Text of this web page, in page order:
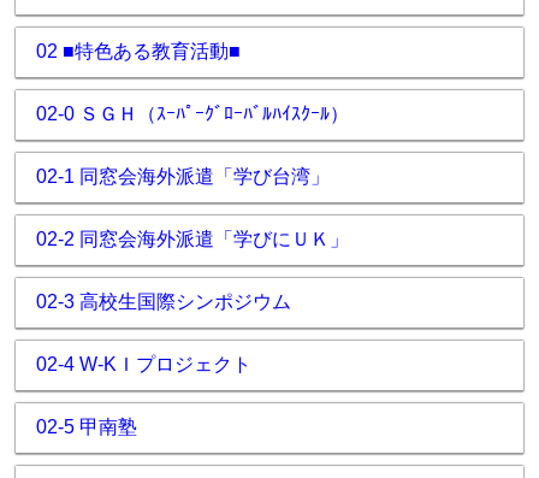
02 ■特色ある教育活動■
02-0 ＳＧＨ（ｽｰﾊﾟｰｸﾞﾛｰﾊﾞﾙﾊｲｽｸｰﾙ）
02-1 同窓会海外派遣「学び台湾」
02-2 同窓会海外派遣「学びにＵＫ」
02-3 高校生国際シンポジウム
02-4 W-KＩプロジェクト
02-5 甲南塾